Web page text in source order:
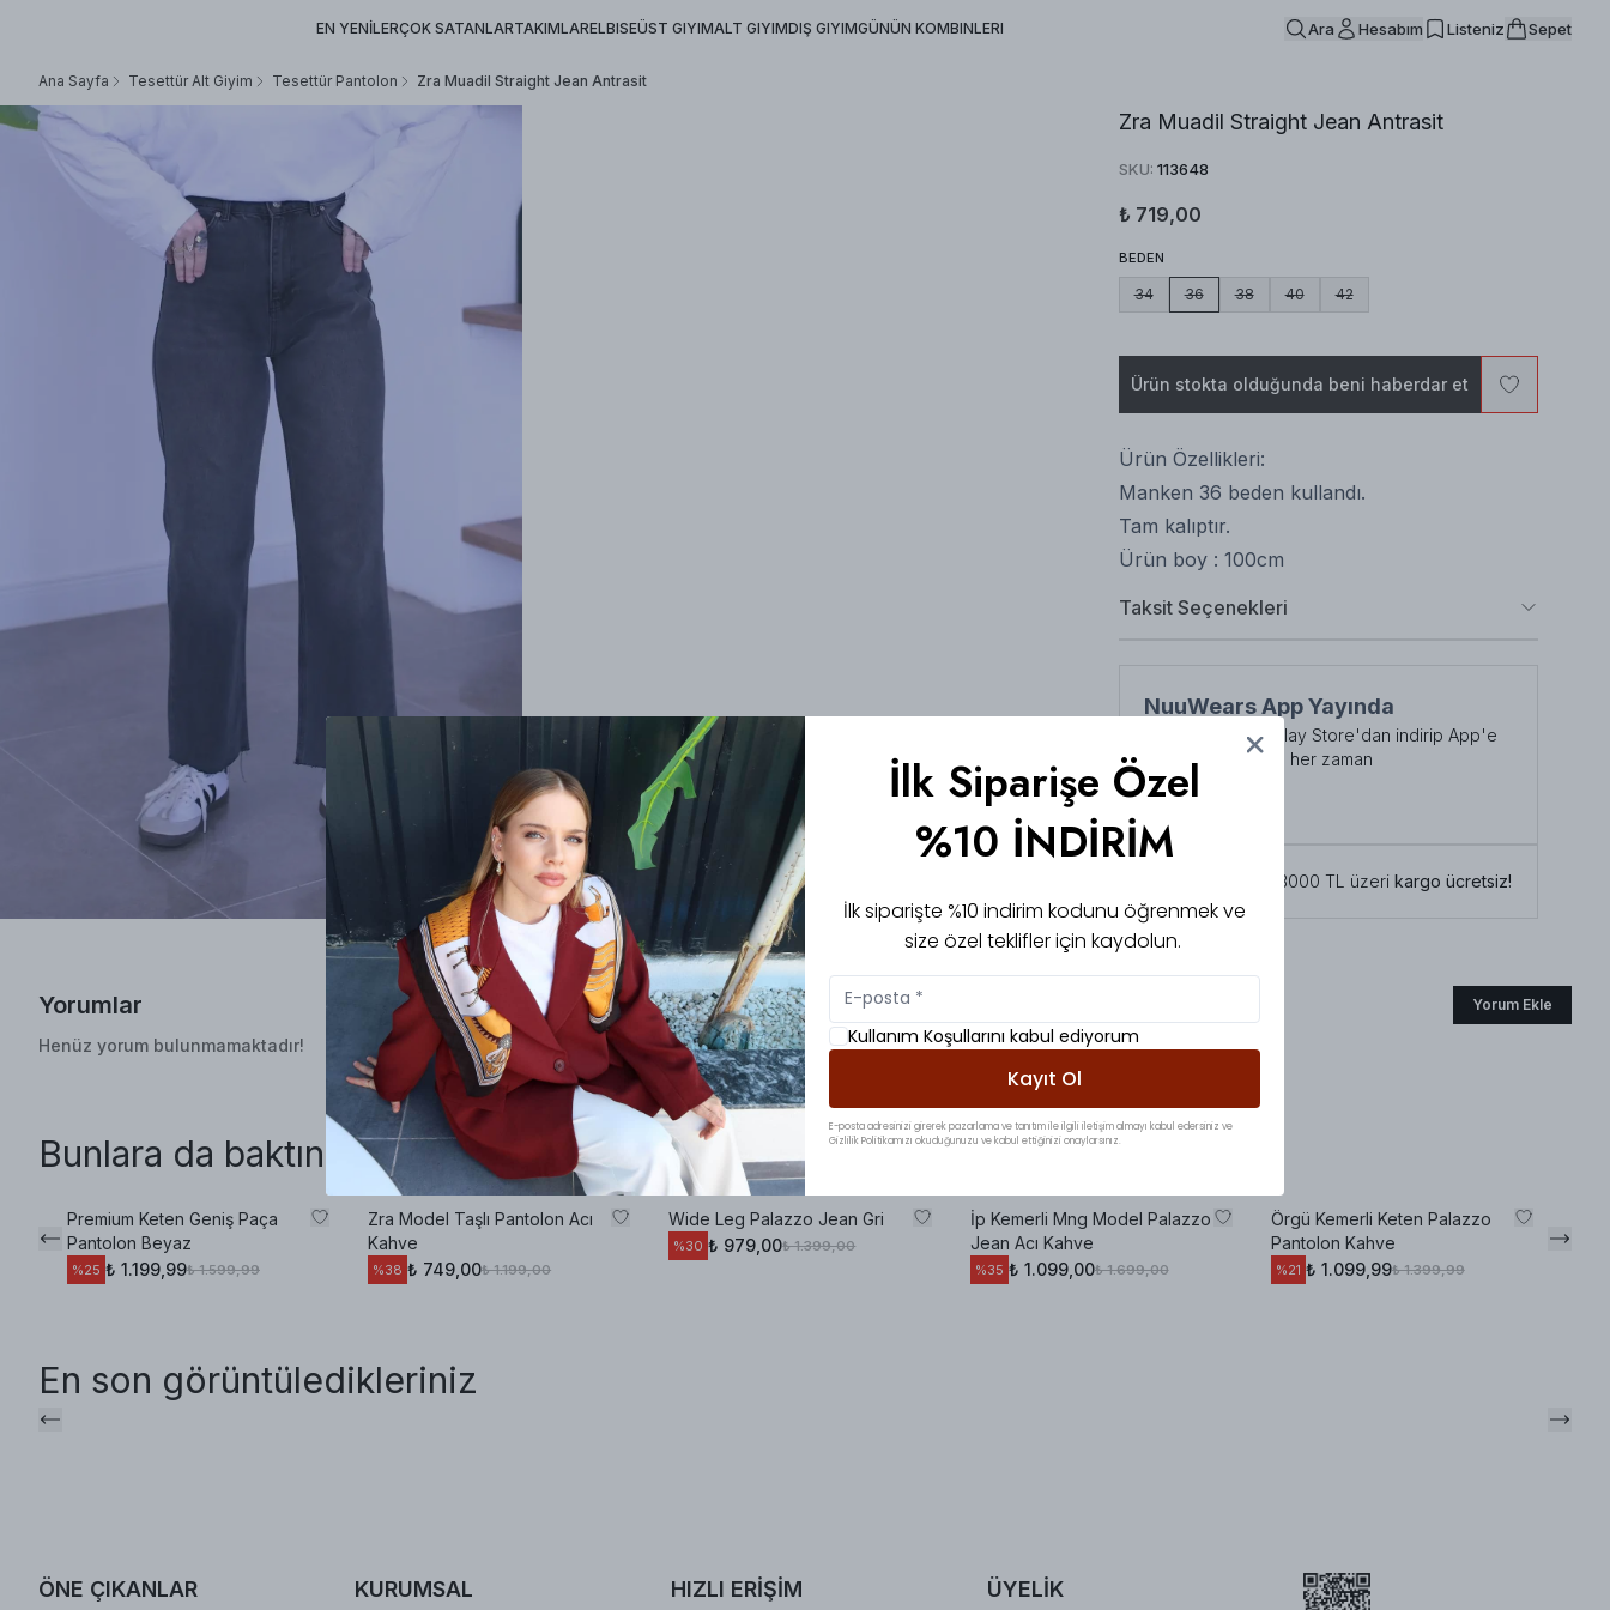
EN YENİLERÇOK SATANLARTAKIMLARELBISEÜST GIYIMALT GIYIMDIŞ GIYIMGÜNÜN KOMBINLERI Ara Hesabım Listeniz Sepet
Ana Sayfa Tesettür Alt Giyim Tesettür Pantolon Zra Muadil Straight Jean Antrasit
Zra Muadil Straight Jean Antrasit
SKU: 113648
₺ 719,00
BEDEN
34 36 38 40 42
Ürün stokta olduğunda beni haberdar et
Ürün Özellikleri:
Manken 36 beden kullandı.
Tam kalıptır.
Ürün boy : 100cm
Taksit Seçenekleri
NuuWears App Yayında
App Store veya Play Store'dan indirip App'e
özel indirimlerden her zaman
faydalanabilirsiniz
Tüm siparişlerde 3000 TL üzeri kargo ücretsiz!
Yorumlar Yorum Ekle
Henüz yorum bulunmamaktadır!
Bunlara da baktınız mı?
Premium Keten Geniş Paça
Pantolon Beyaz
%25 ₺ 1.199,99₺ 1.599,99
Zra Model Taşlı Pantolon Acı
Kahve
%38 ₺ 749,00₺ 1.199,00
Wide Leg Palazzo Jean Gri
%30 ₺ 979,00₺ 1.399,00
İp Kemerli Mng Model Palazzo
Jean Acı Kahve
%35 ₺ 1.099,00₺ 1.699,00
Örgü Kemerli Keten Palazzo
Pantolon Kahve
%21 ₺ 1.099,99₺ 1.399,99
En son görüntüledikleriniz
ÖNE ÇIKANLAR KURUMSAL HIZLI ERİŞİM ÜYELİK
İlk Siparişe Özel
%10 İNDİRİM
İlk siparişte %10 indirim kodunu öğrenmek ve
size özel teklifler için kaydolun.
Kullanım Koşullarını kabul ediyorum
Kayıt Ol
E-posta adresinizi girerek pazarlama ve tanıtım ile ilgili iletişim almayı kabul edersiniz ve
Gizlilik Politikamızı okuduğunuzu ve kabul ettiğinizi onaylarsınız.